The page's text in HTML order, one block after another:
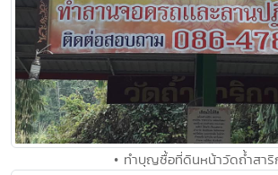
• ทำบุญซื้อที่ดินหน้าวัดถ้ำสาริ